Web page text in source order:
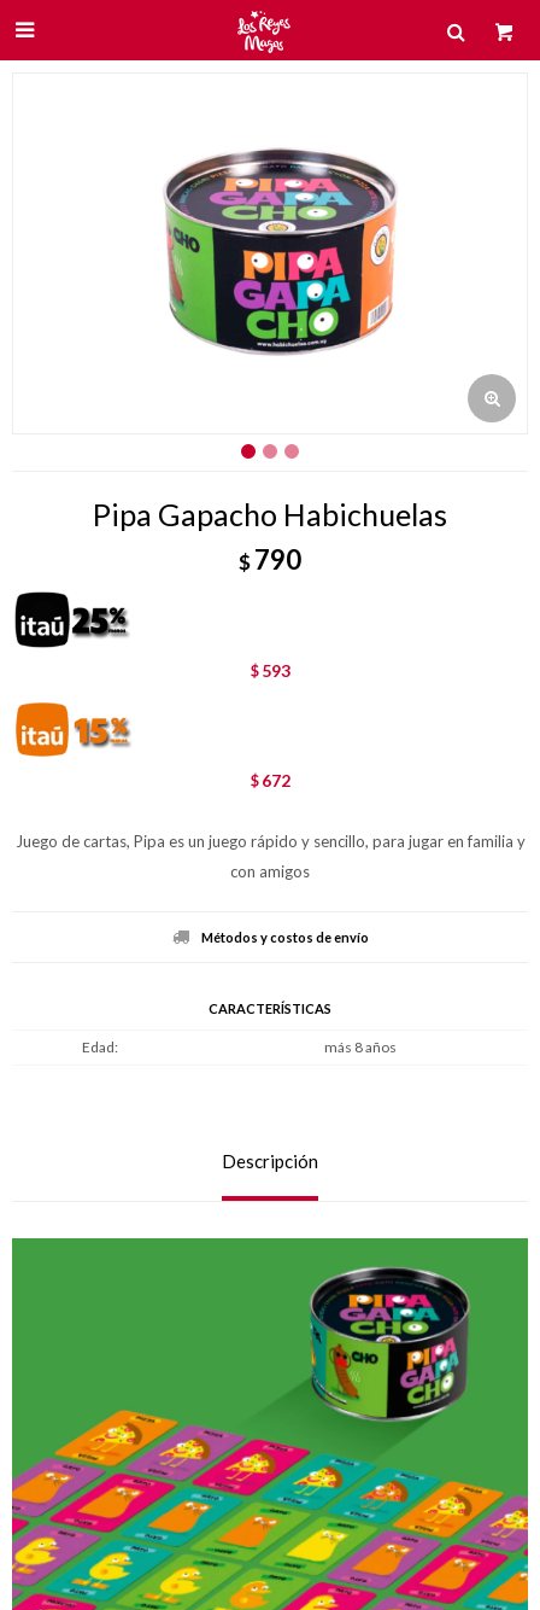

Pipa Gapacho Habichuelas
$790
$ 593
$ 672
Juego de cartas, Pipa es un juego rápido y sencillo, para jugar en familia y
con amigos
Métodos y costos de envío
CARACTERÍSTICAS
Edad más 8 años
Descripción